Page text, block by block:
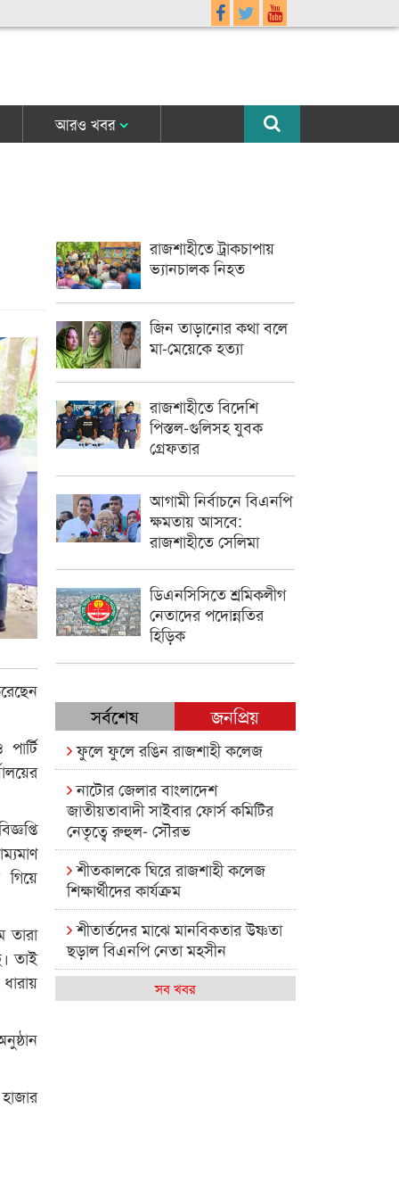
আরও খবর
তারা
তাই
রাজশাহীতে ট্রাকচাপায়
ভ্যানচালক নিহত
জিন তাড়ানোর কথা বলে
মা-মেয়েকে হত্যা
রাজশাহীতে বিদেশি
পিস্তল-গুলিসহ যুবক
গ্রেফতার
আগামী নির্বাচনে বিএনপি
ক্ষমতায় আসবে:
রাজশাহীতে সেলিমা
ডিএনসিসিতে শ্রমিকলীগ
নেতাদের পদোন্নতির
হিড়িক
সর্বশেষ জনপ্রিয়
ফুলে ফুলে রঙিন রাজশাহী কলেজ
নাটোর জেলার বাংলাদেশ
জাতীয়তাবাদী সাইবার ফোর্স কমিটির
নেতৃত্বে রুহুল- সৌরভ
শীতকালকে ঘিরে রাজশাহী কলেজ
শিক্ষার্থীদের কার্যক্রম
শীতার্তদের মাঝে মানবিকতার উষ্ণতা
ছড়াল বিএনপি নেতা মহসীন
রাজশাহী কলেজের মিষ্টি বিকেল
সব খবর